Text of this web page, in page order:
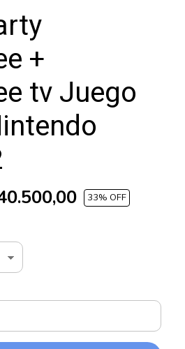
+
tv Juego
33% OFF